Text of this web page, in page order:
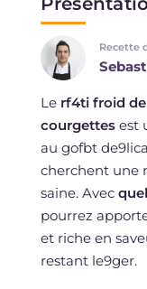
Recette
Le rf4ti froid
courgettesest
au gofbt
cherchent une
saine. Avec
pourrez
et riche en
restant le9ger.